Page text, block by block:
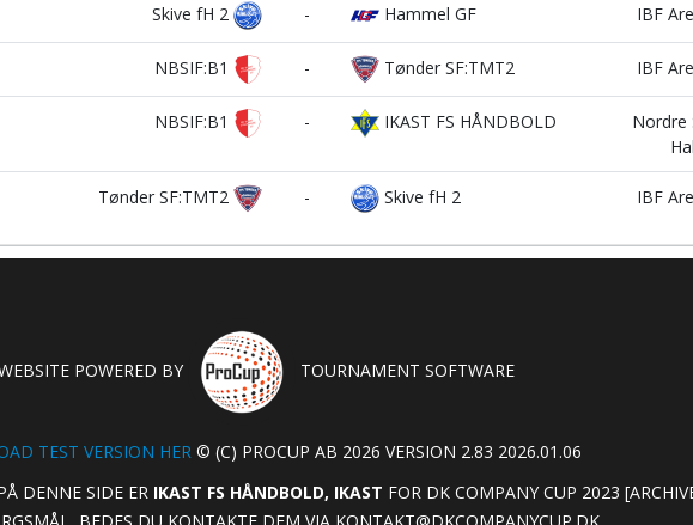
Skive fH 2 - Hammel GF IBF
NBSIF:B1 - Tønder SF:TMT2 IBF
NBSIF:B1 - IKAST FS HÅNDBOLD
Nordre
Hal
Tønder SF:TMT2 - Skive fH 2 IBF
POWERED BY TOURNAMENT SOFTWARE
TEST VERSION HER© (C) PROCUP AB 2026 VERSION 2.83 2026.01.06
DENNE SIDE ER IKAST FS HÅNDBOLD, IKAST FOR DK COMPANY CUP 2023